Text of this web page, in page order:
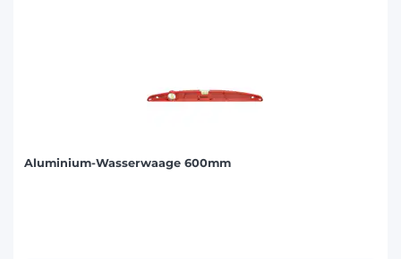
Aluminium-Wasserwaage 600mm